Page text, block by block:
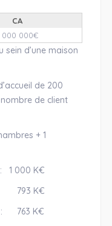
CA
000 000€
sein d’une maison
de 200
de client
+ 1
: 1 000 K€
: 793 K€
: 763 K€